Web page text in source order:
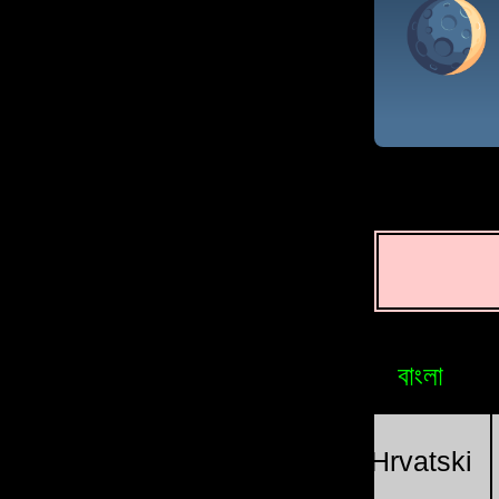
বাংলা
Hrvatski